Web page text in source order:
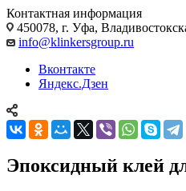
Контактная информация
450078, г. Уфа,
info@klinkersgroup.ru
Вконтакте
Яндекс.Дзен
Эпоксидный клей